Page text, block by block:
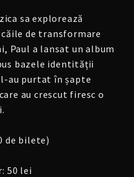
sa explorează
de transformare
Paul a lansat un album
bazele identității
au purtat în șapte
au crescut firesc o
de bilete)
50 lei